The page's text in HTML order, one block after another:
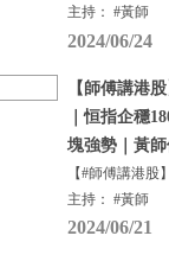
主持： #黃師
2024/06/24
【師傅講港
｜恒指企穩
塊強勢｜黃
【#師傅講港股
主持： #黃師
2024/06/21